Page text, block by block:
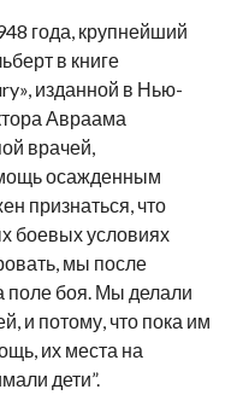
года, крупнейший
в книге
изданной в Нью-
Авраама
врачей,
осажденным
признаться, что
боевых условиях
мы после
поле боя. Мы делали
и потому, что пока им
их места на
дети”.